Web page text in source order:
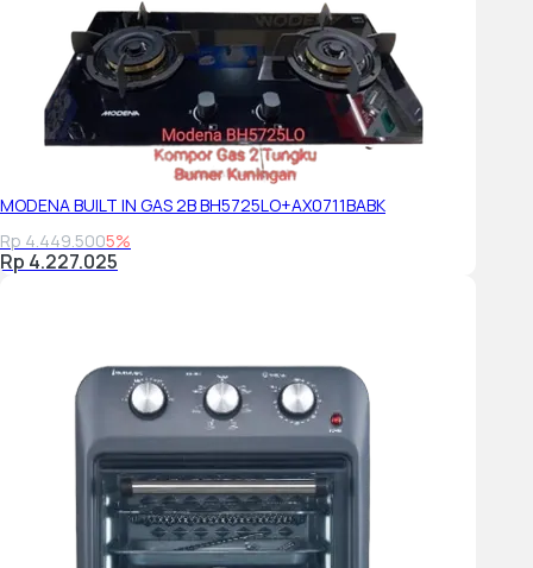
MODENA BUILT IN GAS 2B BH5725LO+AX0711BABK
Rp 4.449.5005%
Rp 4.227.025